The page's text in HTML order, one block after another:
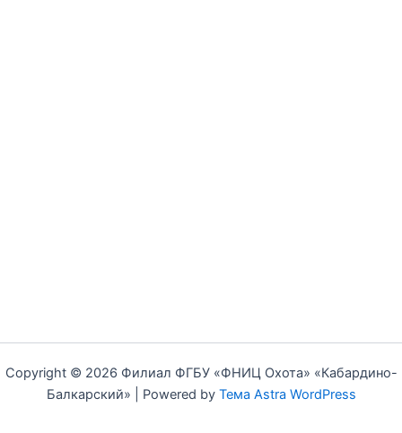
Copyright © 2026 Филиал ФГБУ «ФНИЦ Охота» «Кабардино-
Балкарский» | Powered by Тема Astra WordPress